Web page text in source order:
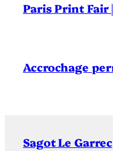
Paris Print Fair
Accrochage
Sagot Le Garrec